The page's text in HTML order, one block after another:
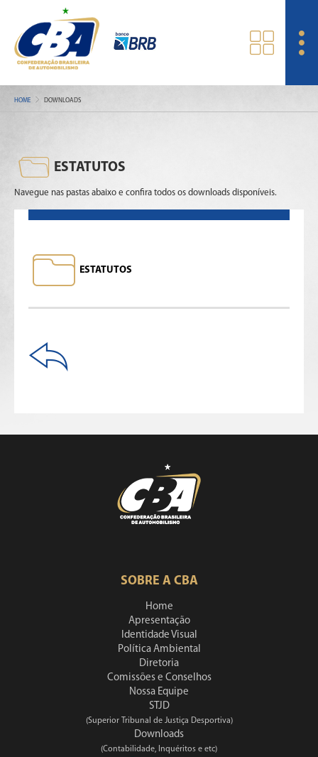
HOME DOWNLOADS
ESTATUTOS
Navegue nas pastas abaixo e confira todos os downloads disponíveis.
ESTATUTOS
SOBRE A CBA
Home
Apresentação
Identidade Visual
Política Ambiental
Diretoria
Comissões e Conselhos
Nossa Equipe
STJD
(Superior Tribunal de Justiça Desportiva)
Downloads
(Contabilidade, Inquéritos e etc)